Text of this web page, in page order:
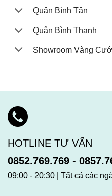
Quận Bình Tân
Quận Bình Thạnh
Showroom Vàng
HOTLINE TƯ VẤN
0852.769.769 -
09:00 - 20:30 | Tất cả các